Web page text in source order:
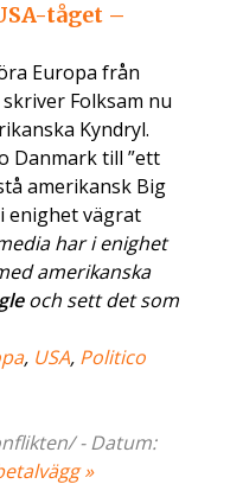
tåget –
Europa från
Folksam nu
Kyndryl.
Danmark till ”ett
amerikansk Big
enighet vägrat
har i enighet
amerikanska
och sett det som
, USA, Politico
- Datum:
»